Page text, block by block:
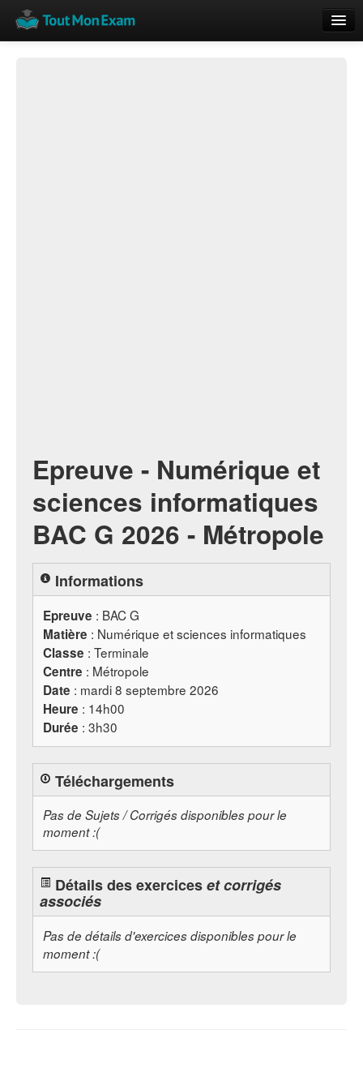
Epreuve - Numérique et
sciences informatiques
BAC G 2026 - Métropole
Informations
Epreuve : BACG
Matière : Numérique et sciences informatiques
Classe : Terminale
Centre : Métropole
Date : mardi 8 septembre 2026
Heure : 14h00
Durée : 3h30
Téléchargements
Pas de Sujets / Corrigés disponibles pour le
moment :(
Détails des exerciceset corrigés
associés
Pas de détails d'exercices disponibles pour le
moment :(